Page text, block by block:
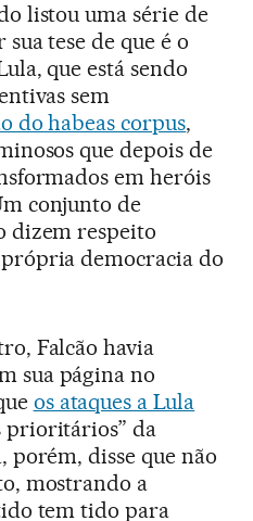
listou uma série de
tese de que é o
que está sendo
sem
do habeas corpus,
que depois de
em heróis
conjunto de
dizem respeito
própria democracia do
Falcão havia
sua página no
os ataques a Lula
prioritários” da
porém, disse que não
mostrando a
tem tido para